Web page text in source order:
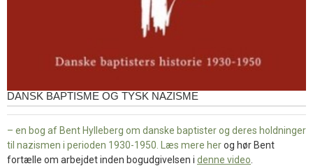
DANSK BAPTISME OG TYSK NAZISME
– en bog af Bent Hylleberg om danske baptister og deres holdninger
til nazismen i perioden 1930-1950. Læs mere herog hør Bent
fortælle om arbejdet inden bogudgivelsen i denne video